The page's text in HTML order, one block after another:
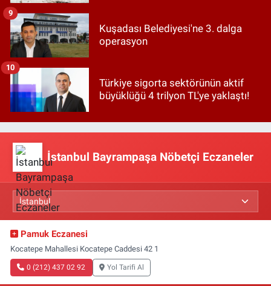
Kuşadası Belediyesi'ne 3. dalga
operasyon
9
Türkiye sigorta sektörünün aktif
büyüklüğü 4 trilyon TL'ye yaklaştı!
10
İstanbul Bayrampaşa Nöbetçi Eczaneler
Pamuk Eczanesi
Kocatepe Mahallesi Kocatepe Caddesi 42 1
0 (212) 437 02 92 Yol Tarifi Al